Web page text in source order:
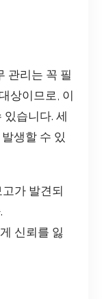
관리는 꼭 필
상이므로, 이
습니다. 세
생할 수 있
가 발견되
신뢰를 잃